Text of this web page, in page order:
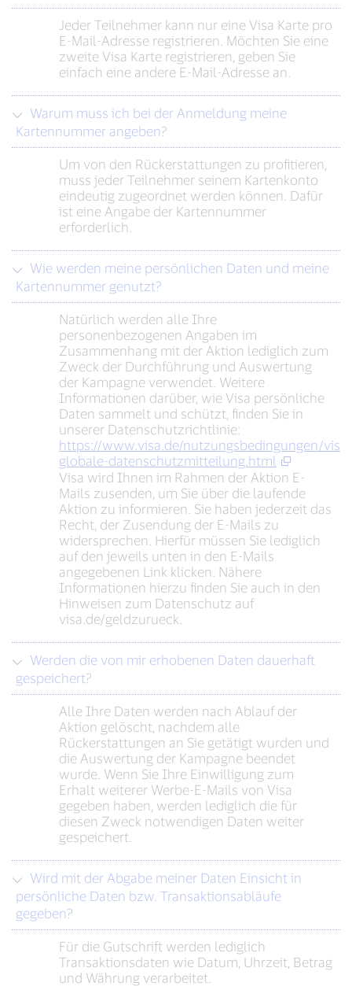
Jeder Teilnehmer kann nur eine Visa Karte pro
E-Mail-Adresse registrieren. Möchten Sie eine
zweite Visa Karte registrieren, geben Sie
einfach eine andere E-Mail-Adresse an.
Kartennummer angeben?
Um von den Rückerstattungen zu profitieren,
muss jeder Teilnehmer seinem Kartenkonto
eindeutig zugeordnet werden können. Dafür
ist eine Angabe der Kartennummer
erforderlich.
Kartennummer genutzt?
Natürlich werden alle Ihre
personenbezogenen Angaben im
Zusammenhang mit der Aktion lediglich zum
Zweck der Durchführung und Auswertung
der Kampagne verwendet. Weitere
Informationen darüber, wie Visa persönliche
Daten sammelt und schützt, finden Sie in
unserer Datenschutzrichtlinie:
https://www.visa.de/nutzungsbedingungen/visa-
globale-datenschutzmitteilung.html
Visa wird Ihnen im Rahmen der Aktion E-
Mails zusenden, um Sie über die laufende
Aktion zu informieren. Sie haben jederzeit das
Recht, der Zusendung der E-Mails zu
widersprechen. Hierfür müssen Sie lediglich
auf den jeweils unten in den E-Mails
angegebenen Link klicken. Nähere
Informationen hierzu finden Sie auch in den
Hinweisen zum Datenschutz auf
visa.de/geldzurueck.
gespeichert?
Alle Ihre Daten werden nach Ablauf der
Aktion gelöscht, nachdem alle
Rückerstattungen an Sie getätigt wurden und
die Auswertung der Kampagne beendet
wurde. Wenn Sie Ihre Einwilligung zum
Erhalt weiterer Werbe-E-Mails von Visa
gegeben haben, werden lediglich die für
diesen Zweck notwendigen Daten weiter
gespeichert.
persönliche Daten bzw. Transaktionsabläufe
gegeben?
Für die Gutschrift werden lediglich
Transaktionsdaten wie Datum, Uhrzeit, Betrag
und Währung verarbeitet.